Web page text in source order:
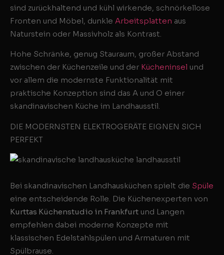
sind zurückhaltend und kühl wirkende, schnörkellose
Fronten und Möbel, dunkle Arbeitsplatten aus
Naturstein oder Massivholz als Kontrast.
Hohe Schränke, genug Stauraum, großer Abstand
zwischen der Küchenzeile und der Kücheninsel und
vor allem die modernste Funktionalität mit
praktische Konzeption sind das A und O einer
skandinavischen Küche im Landhausstil.
DIE MODERNSTEN ELEKTROGERÄTE EIGNEN SICH
PERFEKT
Bei skandinavischen Landhausküchen spielt die Spüle
eine entscheidende Rolle. Die Küchenexperten von
Kurttas Küchenstudio in Frankfurt und Langen
empfehlen dabei moderne Konzepte mit
klassischen Edelstahlspülen und Armaturen mit
Spülbrause.